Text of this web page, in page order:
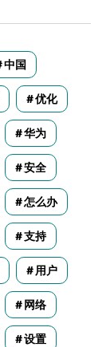
中国
优化
华为
安全
怎么办
支持
用户
网络
设置